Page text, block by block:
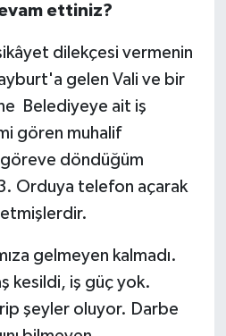
ettiniz?
dilekçesi vermenin
gelen Vali ve bir
Belediyeye ait iş
gören muhalif
döndüğüm
Orduya telefon açarak
gelmeyen kalmadı.
kesildi, iş güç yok.
şeyler oluyor. Darbe